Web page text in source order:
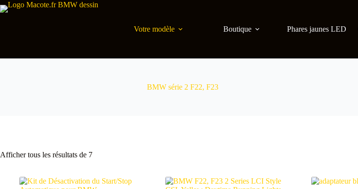
Passer
au
Votre modèle
Boutique Phares jaunes LED
BMW série 2 F22, F23
Afficher tous les résultats de 7Classés